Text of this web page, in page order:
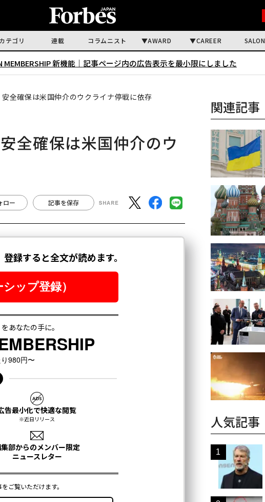
カテゴリ 連載 コラムニスト AWARD CAREER SALON
MEMBERSHIP 新機能｜ 記事ページ内の広告表示を最小限にしました
全確保は米国仲介のウクライナ停戦に依存
全確保は米国仲介のウ
ロー 記事を保存
関連記事
人気記事